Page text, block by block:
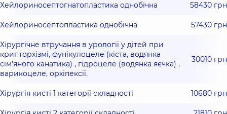
Хейлориносептогнатопластика однобічна 58430 грн
Хейлориносептопластика однобічна 57430 грн
Хірургічне втручання в урології у дітей при
крипторхізмі, фунікулоцеле (кіста, водянка
сім'яного канатика) , гідроцеле (водянка яєчка) ,
варикоцеле, орхіпексії.
30010 грн
Хірургія кисті 1 категорії складності 10680 грн